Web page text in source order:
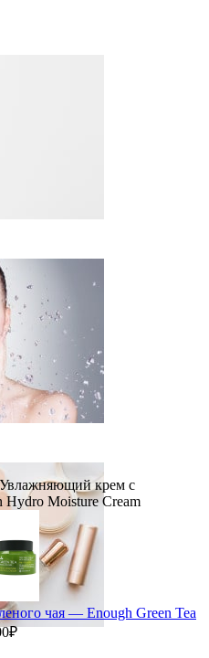
Увлажняющий крем с
Moisture Cream
чая — Enough Green Tea
₽